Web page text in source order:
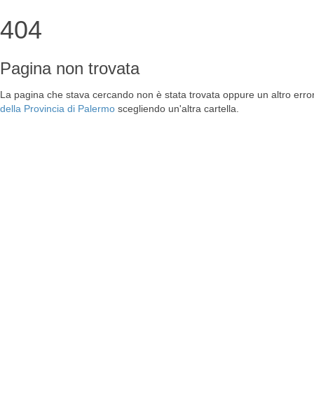
404
Pagina non trovata
La pagina che stava cercando non è stata trovata oppure un altro
della Provincia di Palermo scegliendo un'altra cartella.